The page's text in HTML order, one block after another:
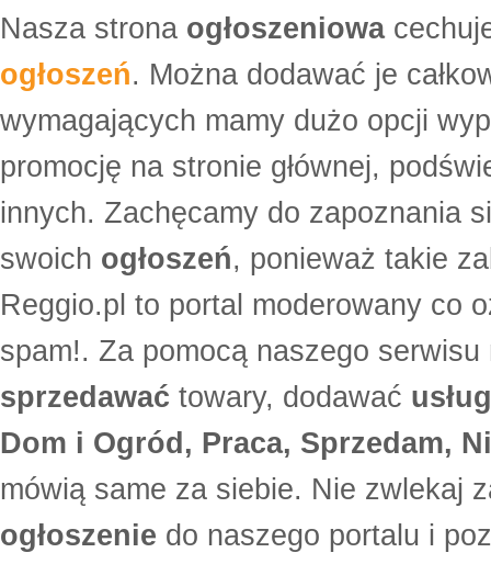
Nasza strona ogłoszeniowa
ogłoszeń. Można dodawać je
wymagających mamy dużo opcji
promocję na stronie głównej,
innych. Zachęcamy do zapoznania
swoich ogłoszeń, ponieważ takie
Reggio.pl to portal moderowany co
spam!. Za pomocą naszego
sprzedawać towary, dodawać
Dom i Ogród, Praca, Sprzedam,
mówią same za siebie. Nie zwlekaj
ogłoszenie do naszego portalu i